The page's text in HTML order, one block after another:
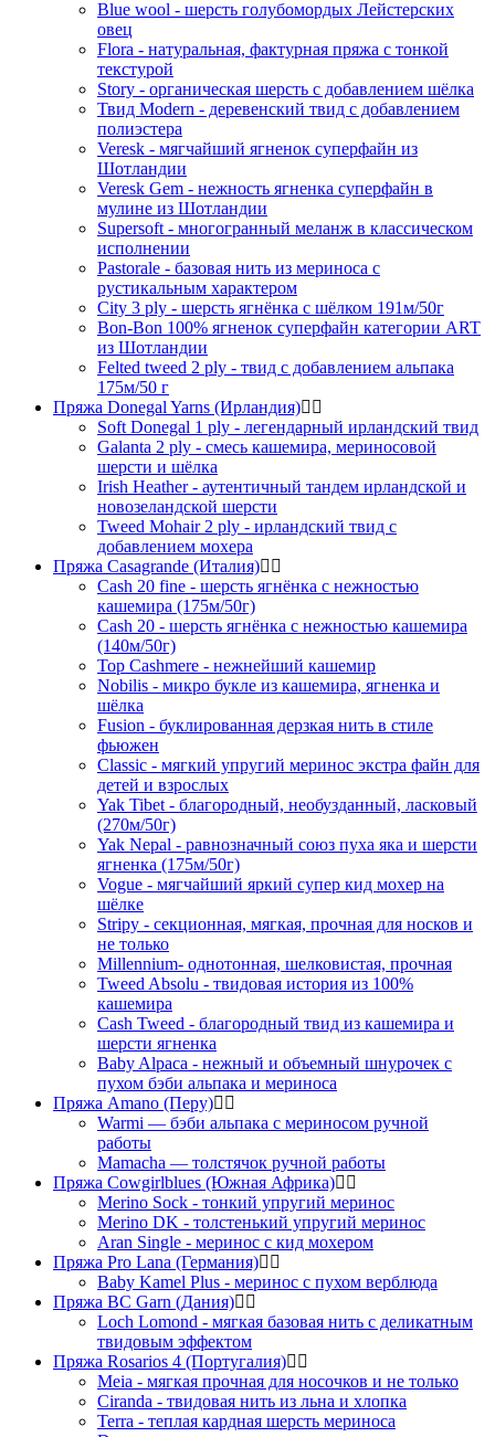
Blue wool - шерсть голубомордых Лейстерских
овец
Flora - натуральная, фактурная пряжа с тонкой
текстурой
Story - органическая шерсть с добавлением шёлка
Твид Modern - деревенский твид с добавлением
полиэстера
Veresk - мягчайший ягненок суперфайн из
Шотландии
Veresk Gem - нежность ягненка суперфайн в
мулине из Шотландии
Supersoft - многогранный меланж в классическом
исполнении
Pastorale - базовая нить из мериноса с
рустикальным характером
City 3 ply - шерсть ягнёнка с шёлком 191м/50г
Bon-Bon 100% ягненок суперфайн категории ART
из Шотландии
Felted tweed 2 ply - твид с добавлением альпака
175м/50 г
Пряжа Donegal Yarns (Ирландия)
Soft Donegal 1 ply - легендарный ирландский твид
Galanta 2 ply - смесь кашемира, мериносовой
шерсти и шёлка
Irish Heather - аутентичный тандем ирландской и
новозеландской шерсти
Tweed Mohair 2 ply - ирландский твид с
добавлением мохера
Пряжа Casagrande (Италия)
Cash 20 fine - шерсть ягнёнка с нежностью
кашемира (175м/50г)
Cash 20 - шерсть ягнёнка с нежностью кашемира
(140м/50г)
Top Cashmere - нежнейший кашемир
Nobilis - микро букле из кашемира, ягненка и
шёлка
Fusion - буклированная дерзкая нить в стиле
фьюжен
Classic - мягкий упругий меринос экстра файн для
детей и взрослых
Yak Tibet - благородный, необузданный, ласковый
(270м/50г)
Yak Nepal - равнозначный союз пуха яка и шерсти
ягненка (175м/50г)
Vogue - мягчайший яркий супер кид мохер на
шёлке
Stripy - секционная, мягкая, прочная для носков и
не только
Millennium- однотонная, шелковистая, прочная
Tweed Absolu - твидовая история из 100%
кашемира
Cash Tweed - благородный твид из кашемира и
шерсти ягненка
Baby Alpaca - нежный и объемный шнурочек с
пухом бэби альпака и мериноса
Пряжа Amano (Перу)
Warmi — бэби альпака с мериносом ручной
работы
Mamacha — толстячок ручной работы
Пряжа Cowgirlblues (Южная Африка)
Merino Sock - тонкий упругий меринос
Merino DK - толстенький упругий меринос
Aran Single - меринос с кид мохером
Пряжа Pro Lana (Германия)
Baby Kamel Plus - меринос с пухом верблюда
Пряжа BC Garn (Дания)
Loch Lomond - мягкая базовая нить с деликатным
твидовым эффектом
Пряжа Rosarios 4 (Португалия)
Meia - мягкая прочная для носочков и не только
Ciranda - твидовая нить из льна и хлопка
Terra - теплая кардная шерсть мериноса